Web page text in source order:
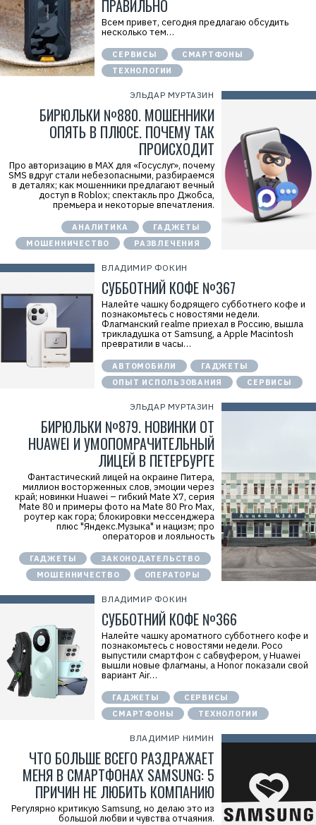
ПРАВИЛЬНО
Всем привет, сегодня предлагаю обсудить
несколько тем…
СЕРВИСЫ
СМАРТФОНЫ
ТЕХНОЛОГИИ
ЭЛЬДАР МУРТАЗИН
БИРЮЛЬКИ №880. МОШЕННИКИ
ОПЯТЬ В ПЛЮСЕ. ПОЧЕМУ ТАК
ПРОИСХОДИТ
Про авторизацию в MAX для «Госуслуг», почему
SMS вдруг стали небезопасными, разбираемся
в деталях; как мошенники предлагают вечный
доступ в Roblox; спектакль про Джобса,
премьера и некоторые впечатления.
АНАЛИТИКА
ГАДЖЕТЫ
МОШЕННИЧЕСТВО
РАЗВЛЕЧЕНИЯ
ВЛАДИМИР ФОКИН
СУББОТНИЙ КОФЕ №367
Налейте чашку бодрящего субботнего кофе и
познакомьтесь с новостями недели.
Флагманский realme приехал в Россию, вышла
трикладушка от Samsung, а Apple Macintosh
превратили в часы…
АВТОМОБИЛИ
ГАДЖЕТЫ
ОПЫТ ИСПОЛЬЗОВАНИЯ
СЕРВИСЫ
ЭЛЬДАР МУРТАЗИН
БИРЮЛЬКИ №879. НОВИНКИ ОТ
HUAWEI И УМОПОМРАЧИТЕЛЬНЫЙ
ЛИЦЕЙ В ПЕТЕРБУРГЕ
Фантастический лицей на окраине Питера,
миллион восторженных слов, эмоции через
край; новинки Huawei – гибкий Mate X7, серия
Mate 80 и примеры фото на Mate 80 Pro Max,
роутер как гора; блокировки мессенджера
плюс "Яндекс.Музыка" и нацизм; про
операторов и лояльность
ГАДЖЕТЫ
ЗАКОНОДАТЕЛЬСТВО
МОШЕННИЧЕСТВО
ОПЕРАТОРЫ
ВЛАДИМИР ФОКИН
СУББОТНИЙ КОФЕ №366
Налейте чашку ароматного субботнего кофе и
познакомьтесь с новостями недели. Poco
выпустили смартфон с сабвуфером, у Huawei
вышли новые флагманы, а Honor показали свой
вариант Air…
ГАДЖЕТЫ
СЕРВИСЫ
СМАРТФОНЫ
ТЕХНОЛОГИИ
ВЛАДИМИР НИМИН
ЧТО БОЛЬШЕ ВСЕГО РАЗДРАЖАЕТ
МЕНЯ В СМАРТФОНАХ SAMSUNG: 5
ПРИЧИН НЕ ЛЮБИТЬ КОМПАНИЮ
Регулярно критикую Samsung, но делаю это из
большой любви и чувства отчаяния.